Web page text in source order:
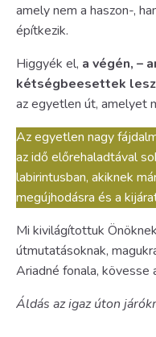
amely nem a haszon-,
építkezik.
Higgyék el, a végén, –
kétségbeesettek
az egyetlen út, amelyet
Az egyetlen nagy
az idő előrehaladtával
labirintusban, akiknek
megújhodásra és a
Mi kivilágítottuk
útmutatásoknak,
Ariadné fonala, kövesse
Áldás az igaz úton